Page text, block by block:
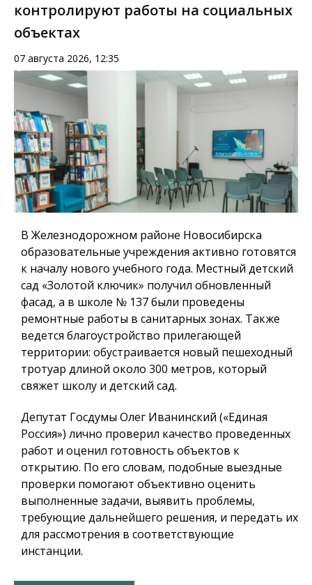
контролируют работы на социальных
объектах
07 августа 2026, 12:35
В Железнодорожном районе Новосибирска
образовательные учреждения активно готовятся
к началу нового учебного года. Местный детский
сад «Золотой ключик» получил обновленный
фасад, а в школе № 137 были проведены
ремонтные работы в санитарных зонах. Также
ведется благоустройство прилегающей
территории: обустраивается новый пешеходный
тротуар длиной около 300 метров, который
свяжет школу и детский сад.
Депутат Госдумы Олег Иванинский («Единая
Россия») лично проверил качество проведенных
работ и оценил готовность объектов к
открытию. По его словам, подобные выездные
проверки помогают объективно оценить
выполненные задачи, выявить проблемы,
требующие дальнейшего решения, и передать их
для рассмотрения в соответствующие
инстанции.